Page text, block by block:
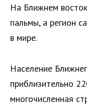
На Ближнем
пальмы, а регион
в мире.
Население
приблизительно
многочисленная